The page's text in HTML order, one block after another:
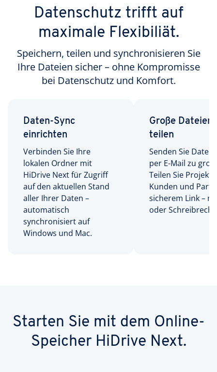
Datenschutz trifft auf
maximale Flexibiliät.
Speichern, teilen und synchronisieren Sie
Ihre Dateien sicher – ohne Kompromisse
bei Datenschutz und Komfort.
Daten-Sync
einrichten
Verbinden Sie Ihre
lokalen Ordner mit
HiDrive Next für Zugriff
auf den aktuellen Stand
aller Ihrer Daten –
automatisch
synchronisiert auf
Windows und Mac.
Große Dateien
teilen
Senden Sie
per E-Mail zu
Teilen Sie
Kunden und
sicherem Link –
oder
Starten Sie mit dem Online-
Speicher HiDrive Next.